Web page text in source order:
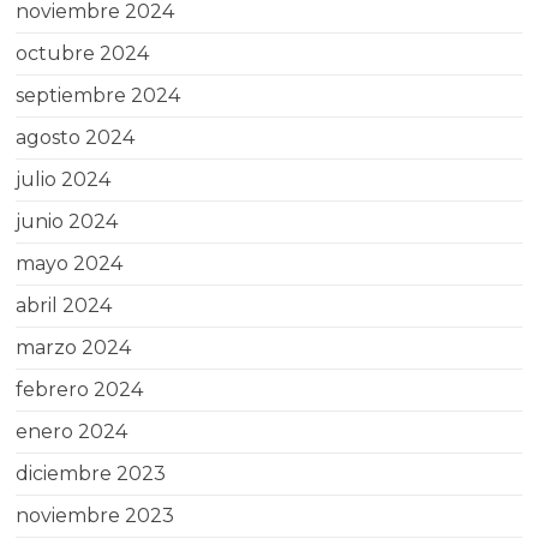
noviembre 2024
octubre 2024
septiembre 2024
agosto 2024
julio 2024
junio 2024
mayo 2024
abril 2024
marzo 2024
febrero 2024
enero 2024
diciembre 2023
noviembre 2023